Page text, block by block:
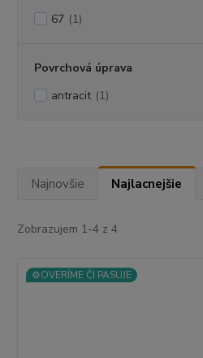
67 (1)
Povrchová úprava
antracit (1)
Najnovšie Najlacnejšie
Zobrazujem 1-4 z 4
⚙️OVERÍME ČI PASUJE